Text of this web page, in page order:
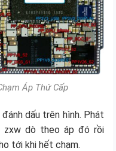
Áp Thứ Cấp
dấu trên hình. Phát
zxw dò theo áp đó rồi
tới khi hết chạm.